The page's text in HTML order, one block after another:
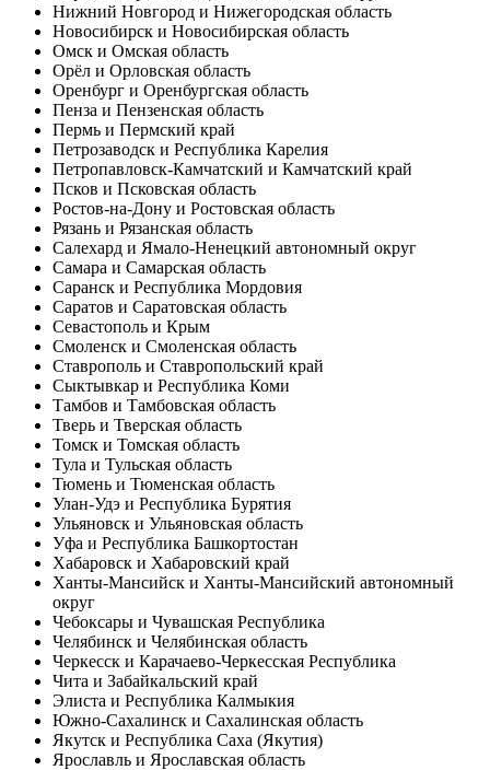
Нижний Новгород и Нижегородская область
Новосибирск и Новосибирская область
Омск и Омская область
Орёл и Орловская область
Оренбург и Оренбургская область
Пенза и Пензенская область
Пермь и Пермский край
Петрозаводск и Республика Карелия
Петропавловск-Камчатский и Камчатский край
Псков и Псковская область
Ростов-на-Дону и Ростовская область
Рязань и Рязанская область
Салехард и Ямало-Ненецкий автономный округ
Самара и Самарская область
Саранск и Республика Мордовия
Саратов и Саратовская область
Севастополь и Крым
Смоленск и Смоленская область
Ставрополь и Ставропольский край
Сыктывкар и Республика Коми
Тамбов и Тамбовская область
Тверь и Тверская область
Томск и Томская область
Тула и Тульская область
Тюмень и Тюменская область
Улан-Удэ и Республика Бурятия
Ульяновск и Ульяновская область
Уфа и Республика Башкортостан
Хабаровск и Хабаровский край
Ханты-Мансийск и Ханты-Мансийский автономный
округ
Чебоксары и Чувашская Республика
Челябинск и Челябинская область
Черкесск и Карачаево-Черкесская Республика
Чита и Забайкальский край
Элиста и Республика Калмыкия
Южно-Сахалинск и Сахалинская область
Якутск и Республика Саха (Якутия)
Ярославль и Ярославская область